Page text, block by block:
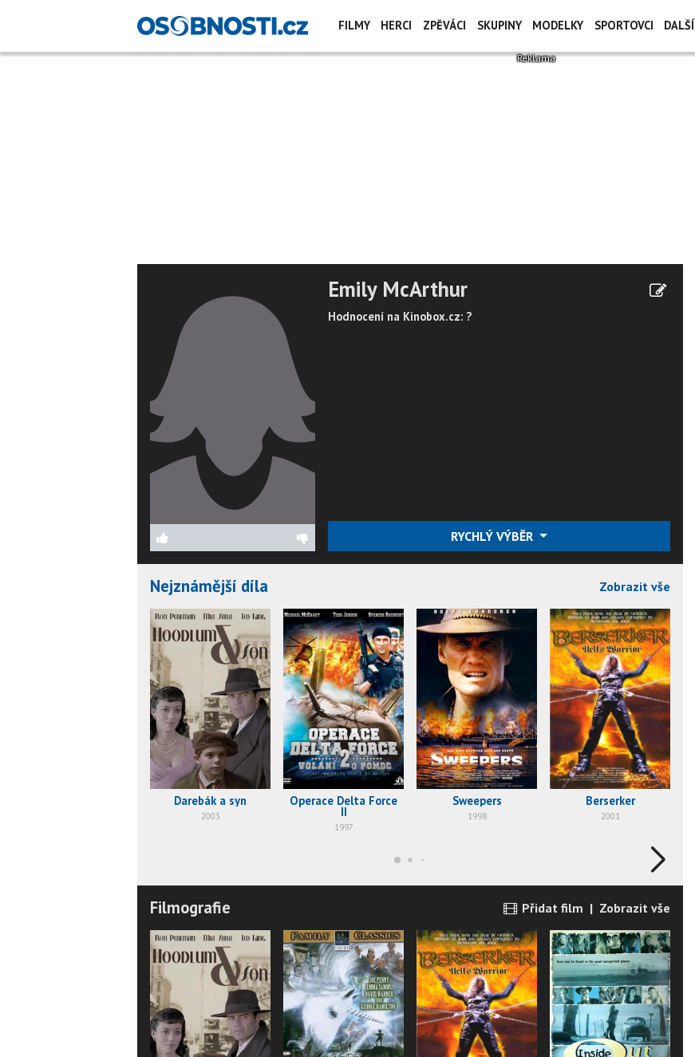
FILMY HERCI ZPĚVÁCI SKUPINY MODELKY SPORTOVCI DALŠÍ
Emily McArthur
Hodnocení na Kinobox.cz: ?
RYCHLÝ VÝBĚR
Nejznámější díla Zobrazit vše
Darebák a syn
2003
Operace Delta Force
II
1997
Sweepers
1998
Berserker
2001
Filmografie Přidat film | Zobrazit vše